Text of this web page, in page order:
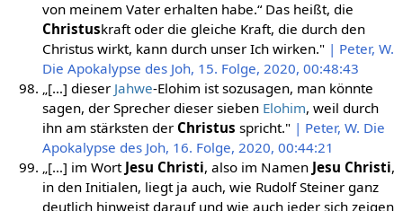
von meinem Vater erhalten habe.“ Das heißt, die
Christuskraft oder die gleiche Kraft, die durch den
Christus wirkt, kann durch unser Ich wirken." | Peter, W.
Die Apokalypse des Joh, 15. Folge, 2020, 00:48:43
„[…] dieser Jahwe-Elohim ist sozusagen, man könnte
sagen, der Sprecher dieser sieben Elohim, weil durch
ihn am stärksten der Christus spricht." | Peter, W. Die
Apokalypse des Joh, 16. Folge, 2020, 00:44:21
„[…] im Wort Jesu Christi, also im Namen Jesu Christi,
in den Initialen, liegt ja auch, wie Rudolf Steiner ganz
deutlich hinweist darauf und wie auch jeder sich zeigen